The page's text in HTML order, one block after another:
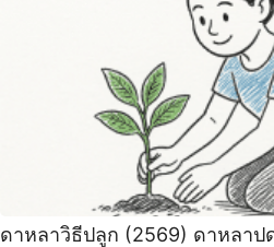
ดาหลาวิธีปลูก (2569) ดาหลาป